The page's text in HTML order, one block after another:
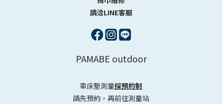
請洽LINE客服
PAMABE outdoor
車床墊測量採預約制
請先預約，再前往測量站